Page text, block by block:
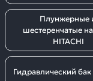
Плунжерные
шестеренчатые
HITACHI
Гидравлический бак